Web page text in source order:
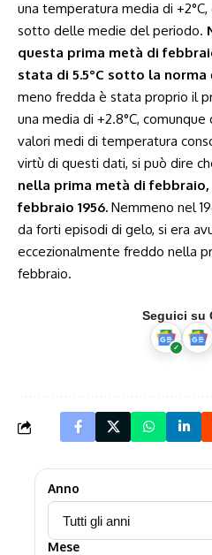
una temperatura media di
sotto delle medie del periodo.
questa prima metà di
stata di 5.5°C sotto la norma
meno fredda è stata proprio il
una media di +2.8°C,
valori medi di temperatura
virtù di questi dati, si può dire
nella prima metà di
febbraio 1956. Nemmeno nel
da forti episodi di gelo, si era
eccezionalmente freddo nella
febbraio.
Seguici su
Anno
Mese